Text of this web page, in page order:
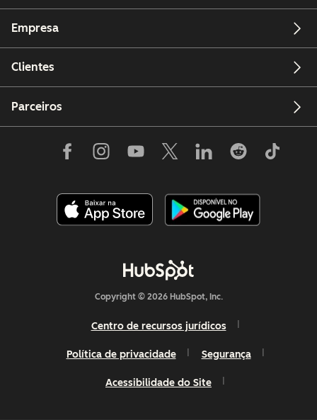
Empresa
Clientes
Parceiros
Copyright © 2026 HubSpot, Inc.
Centro de recursos jurídicos
Política de privacidade Segurança
Acessibilidade do Site